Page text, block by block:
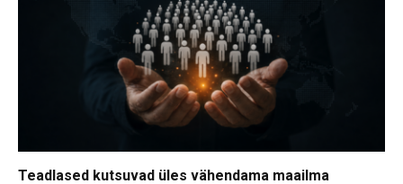
Teadlased kutsuvad üles vähendama maailma